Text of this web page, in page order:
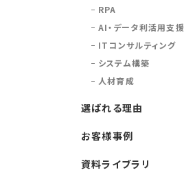
RPA
AI・データ利活用支援
ITコンサルティング
システム構築
人材育成
選ばれる理由
お客様事例
資料ライブラリ